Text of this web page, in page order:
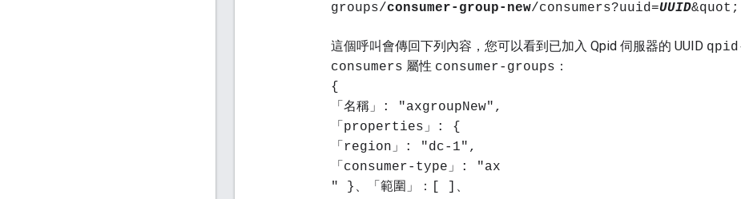
groups/consumer-group-new/consumers?uuid=UUID&quot;
這個呼叫會傳回下列內容，您可以看到已加入 Qpid 伺服器的 UUID
consumers 屬性 consumer-groups ：
{
「名稱」: "axgroupNew",
「properties」: {
「region」: "dc-1",
「consumer-type」: "ax
" }、「範圍」：[ ]、